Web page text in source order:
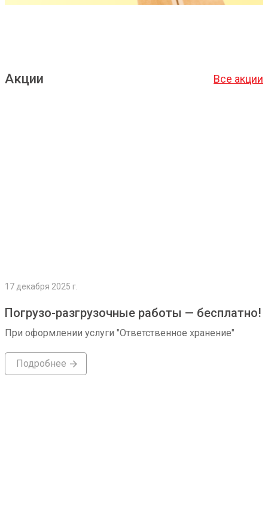
Акции Все акции
17 декабря 2025 г.
Погрузо-разгрузочные работы — бесплатно!
При оформлении услуги "Ответственное хранение"
Подробнее